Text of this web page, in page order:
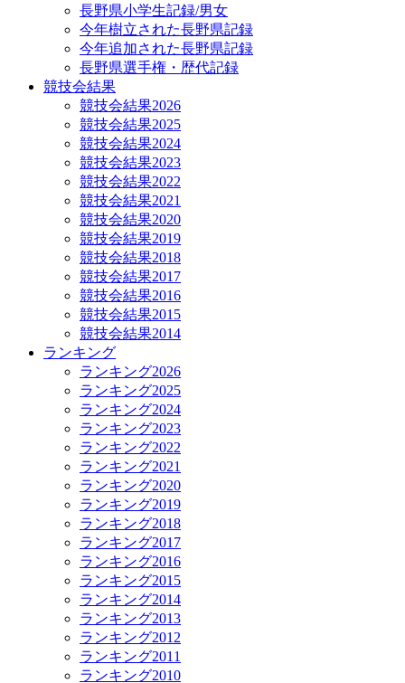
長野県小学生記録/男女
今年樹立された長野県記録
今年追加された長野県記録
長野県選手権・歴代記録
競技会結果
競技会結果2026
競技会結果2025
競技会結果2024
競技会結果2023
競技会結果2022
競技会結果2021
競技会結果2020
競技会結果2019
競技会結果2018
競技会結果2017
競技会結果2016
競技会結果2015
競技会結果2014
ランキング
ランキング2026
ランキング2025
ランキング2024
ランキング2023
ランキング2022
ランキング2021
ランキング2020
ランキング2019
ランキング2018
ランキング2017
ランキング2016
ランキング2015
ランキング2014
ランキング2013
ランキング2012
ランキング2011
ランキング2010